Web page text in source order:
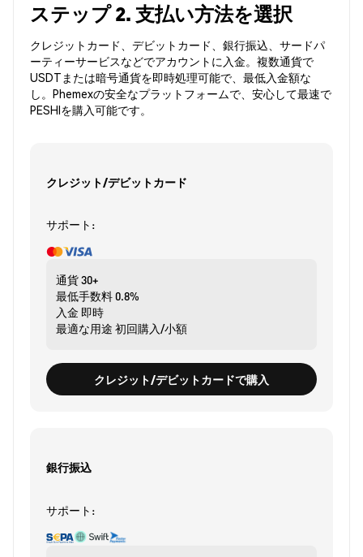
ステップ 2. 支払い方法を選択
クレジットカード、デビットカード、銀行振込、サードパ
ーティーサービスなどでアカウントに入金。複数通貨で
USDTまたは暗号通貨を即時処理可能で、最低入金額な
し。Phemexの安全なプラットフォームで、安心して最速で
PESHIを購入可能です。
クレジット/デビットカード
サポート:
通貨30+
最低手数料0.8%
入金 即時
最適な用途 初回購入/小額
クレジット/デビットカードで購入
銀行振込
サポート: